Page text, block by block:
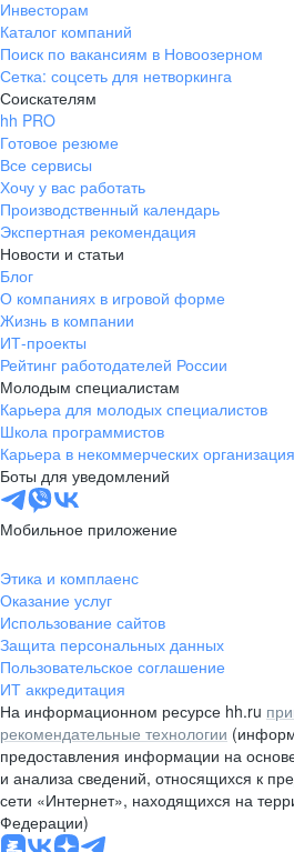
Инвесторам
Каталог компаний
Поиск по вакансиям в Новоозерном
Сетка: соцсеть для нетворкинга
Соискателям
hh PRO
Готовое резюме
Все сервисы
Хочу у вас работать
Производственный календарь
Экспертная рекомендация
Новости и статьи
Блог
О компаниях в игровой форме
Жизнь в компании
ИТ-проекты
Рейтинг работодателей России
Молодым специалистам
Карьера для молодых специалистов
Школа программистов
Карьера в некоммерческих
Боты для уведомлений
Мобильное приложение
Этика и комплаенс
Оказание услуг
Использование сайтов
Защита персональных данных
Пользовательское соглашение
ИТ аккредитация
На информационном ресурсе hh.ru
рекомендательные технологии
предоставления информации на
и анализа сведений, относящихся к
сети «Интернет», находящихся на
Федерации)